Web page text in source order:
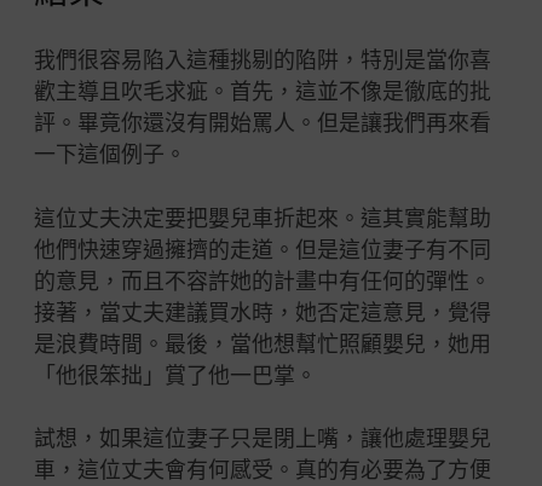
我們很容易陷入這種挑剔的陷阱，特別是當你喜
歡主導且吹毛求疵。首先，這並不像是徹底的批
評。畢竟你還沒有開始罵人。但是讓我們再來看
一下這個例子。
這位丈夫決定要把嬰兒車折起來。這其實能幫助
他們快速穿過擁擠的走道。但是這位妻子有不同
的意見，而且不容許她的計畫中有任何的彈性。
接著，當丈夫建議買水時，她否定這意見，覺得
是浪費時間。最後，當他想幫忙照顧嬰兒，她用
「他很笨拙」賞了他一巴掌。
試想，如果這位妻子只是閉上嘴，讓他處理嬰兒
車，這位丈夫會有何感受。真的有必要為了方便